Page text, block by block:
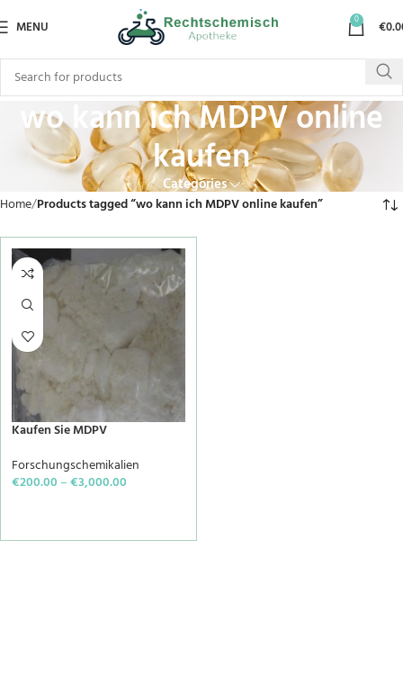
MENU 0 €
wo kann ich MDPV online
kaufen
Categories
Home Products tagged “wo kann ich MDPV online kaufen”
Kaufen Sie MDPV
Forschungschemikalien
€200.00–€3,000.00